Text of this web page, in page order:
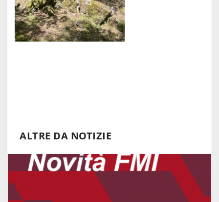
ALTRE DA NOTIZIE